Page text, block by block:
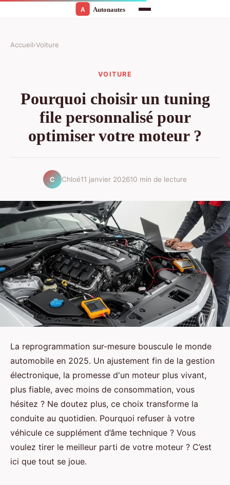
Accueil›Voiture
VOITURE
Pourquoi choisir un tuning
file personnalisé pour
optimiser votre moteur ?
C Chloé11 janvier 202610 min de lecture
La reprogrammation sur-mesure bouscule le monde
automobile en 2025. Un ajustement fin de la gestion
électronique, la promesse d'un moteur plus vivant,
plus fiable, avec moins de consommation, vous
hésitez ? Ne doutez plus, ce choix transforme la
conduite au quotidien. Pourquoi refuser à votre
véhicule ce supplément d’âme technique ? Vous
voulez tirer le meilleur parti de votre moteur ? C’est
ici que tout se joue.